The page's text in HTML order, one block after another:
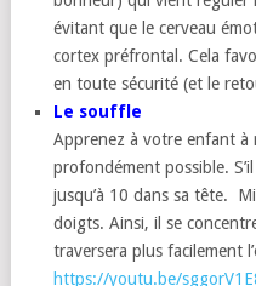
évitant que le cerveau
cortex préfrontal. Cela
en toute sécurité (et le
Le souffle
Apprenez à votre enfant à
profondément possible.
jusqu’à 10 dans sa tête.
doigts. Ainsi, il se
traversera plus facilement
https://youtu.be/